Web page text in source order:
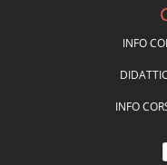
INFO
INFO